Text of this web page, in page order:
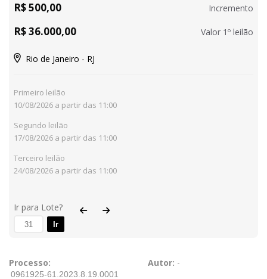
Processo: Autor: -
R$ 500,00 Incremento
R$ 36.000,00 Valor 1º leilão
Rio de Janeiro - RJ
Primeiro leilão
10/08/2026 a partir das 11:00
Segundo leilão
17/08/2026 a partir das 11:00
Terceiro leilão
24/08/2026 a partir das 11:00
Ir para Lote?
Ir